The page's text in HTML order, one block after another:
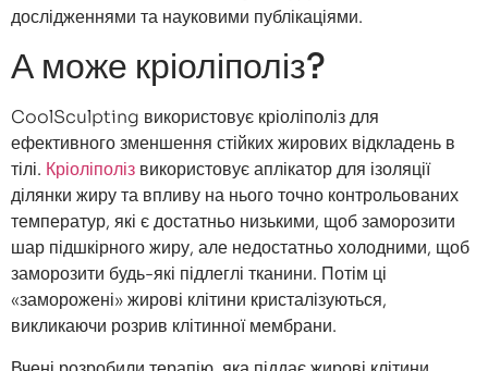
дослідженнями та науковими публікаціями.
А може кріоліполіз?
CoolSculpting використовує кріоліполіз для
ефективного зменшення стійких жирових відкладень в
тілі. Кріоліполіз використовує аплікатор для ізоляції
ділянки жиру та впливу на нього точно контрольованих
температур, які є достатньо низькими, щоб заморозити
шар підшкірного жиру, але недостатньо холодними, щоб
заморозити будь-які підлеглі тканини. Потім ці
«заморожені» жирові клітини кристалізуються,
викликаючи розрив клітинної мембрани.